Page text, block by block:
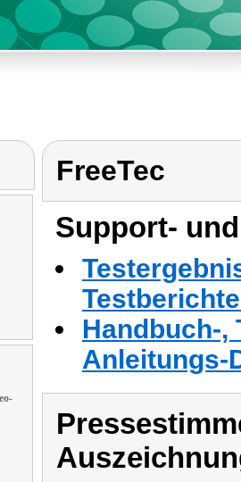
FreeTec
Support-
Handbuch-,
Anleitungs-